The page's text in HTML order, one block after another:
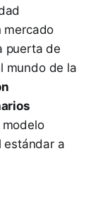
mercado
puerta de
mundo de la
estándar a